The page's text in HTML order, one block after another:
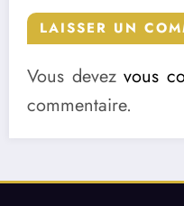
LAISSER UN
Vous devezvous
commentaire.